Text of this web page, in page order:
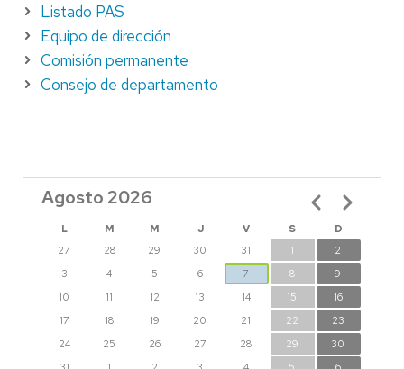
Listado PAS
Equipo de dirección
Comisión permanente
Consejo de departamento
Agosto 2026
L M M J V S
D
27
28 29 30 31 1
2
3
4 5 6 7 8
9
10
11 12 13 14 15
16
17
18 19 20 21 22
23
24
25 26 27 28 29
30
Paginación